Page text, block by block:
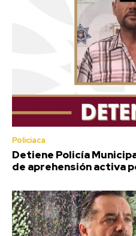
Policiaca
Detiene Policía
de aprehensión activa